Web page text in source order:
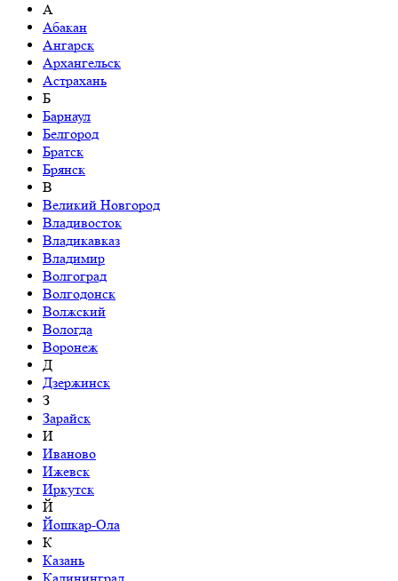
А
Абакан
Ангарск
Архангельск
Астрахань
Б
Барнаул
Белгород
Братск
Брянск
В
Великий Новгород
Владивосток
Владикавказ
Владимир
Волгоград
Волгодонск
Волжский
Вологда
Воронеж
Д
Дзержинск
З
Зарайск
И
Иваново
Ижевск
Иркутск
Й
Йошкар-Ола
К
Казань